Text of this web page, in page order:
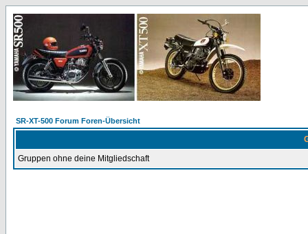
SR-XT-500 Forum Foren-Übersicht
Gruppen ohne deine Mitgliedschaft